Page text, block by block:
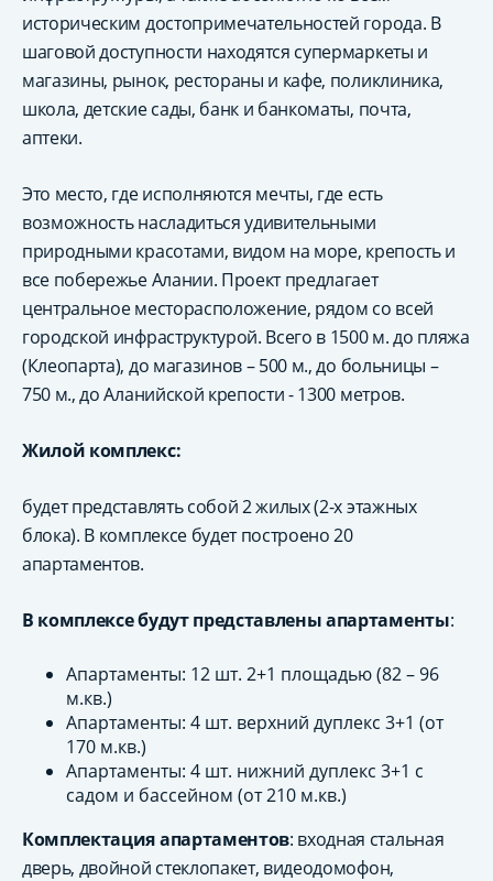
историческим достопримечательностей города. В
шаговой доступности находятся супермаркеты и
магазины, рынок, рестораны и кафе, поликлиника,
школа, детские сады, банк и банкоматы, почта,
аптеки.
Это место, где исполняются мечты, где есть
возможность насладиться удивительными
природными красотами, видом на море, крепость и
все побережье Алании. Проект предлагает
центральное месторасположение, рядом со всей
городской инфраструктурой. Всего в 1500 м. до пляжа
(Клеопарта), до магазинов – 500 м., до больницы –
750 м., до Аланийской крепости - 1300 метров.
Жилой комплекс:
будет представлять собой 2 жилых (2-х этажных
блока). В комплексе будет построено 20
апартаментов.
В комплексе будут представлены апартаменты:
Апартаменты: 12 шт. 2+1 площадью (82 – 96
м.кв.)
Апартаменты: 4 шт. верхний дуплекс 3+1 (от
170 м.кв.)
Апартаменты: 4 шт. нижний дуплекс 3+1 с
садом и бассейном (от 210 м.кв.)
Комплектация апартаментов: входная стальная
дверь, двойной стеклопакет, видеодомофон,